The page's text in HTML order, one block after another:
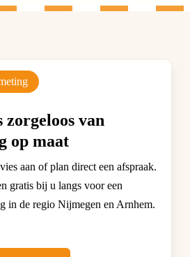
zorgeloos van
op maat
aan of plan direct een afspraak.
gratis bij u langs voor een
in de regio Nijmegen en Arnhem.